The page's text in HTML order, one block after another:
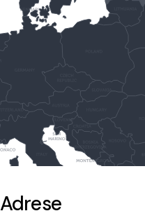
Adrese